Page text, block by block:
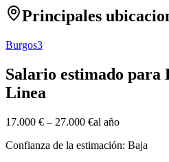
Principales
Burgos3
Salario estimado para
Linea
17.000 € – 27.000 €al año
Confianza de la estimación: Baja